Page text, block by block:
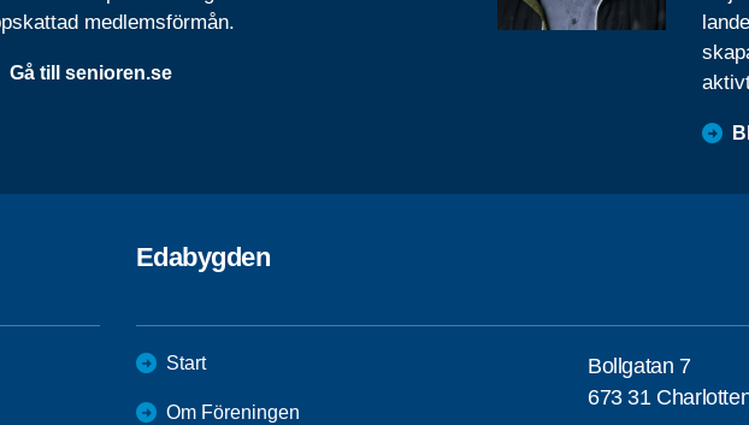
medlemsförmån.
Gå till senioren.se
Edabygden
Start
Om Föreningen
Bollgatan 7
673 31